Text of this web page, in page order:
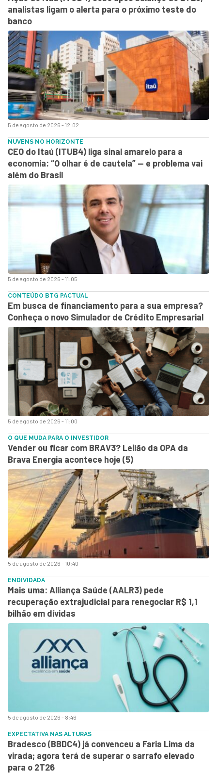
5 de agosto de 2026 - 12:02
analistas ligam o alerta para o próximo teste do
banco
5 de agosto de 2026 - 11:05
NUVENS NO HORIZONTE
CEO do Itaú (ITUB4) liga sinal amarelo para a
economia: “O olhar é de cautela” — e problema vai
além do Brasil
5 de agosto de 2026 - 11:00
CONTEÚDO BTG PACTUAL
Em busca de financiamento para a sua empresa?
Conheça o novo Simulador de Crédito Empresarial
5 de agosto de 2026 - 10:40
O QUE MUDA PARA O INVESTIDOR
Vender ou ficar com BRAV3? Leilão da OPA da
Brava Energia acontece hoje (5)
5 de agosto de 2026 - 8:46
ENDIVIDADA
Mais uma: Alliança Saúde (AALR3) pede
recuperação extrajudicial para renegociar R$ 1,1
bilhão em dívidas
EXPECTATIVA NAS ALTURAS
Bradesco (BBDC4) já convenceu a Faria Lima da
virada; agora terá de superar o sarrafo elevado
para o 2T26